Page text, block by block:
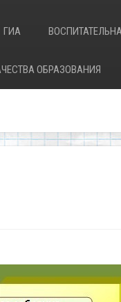
ГИА
ОБРАЗОВАНИЯ